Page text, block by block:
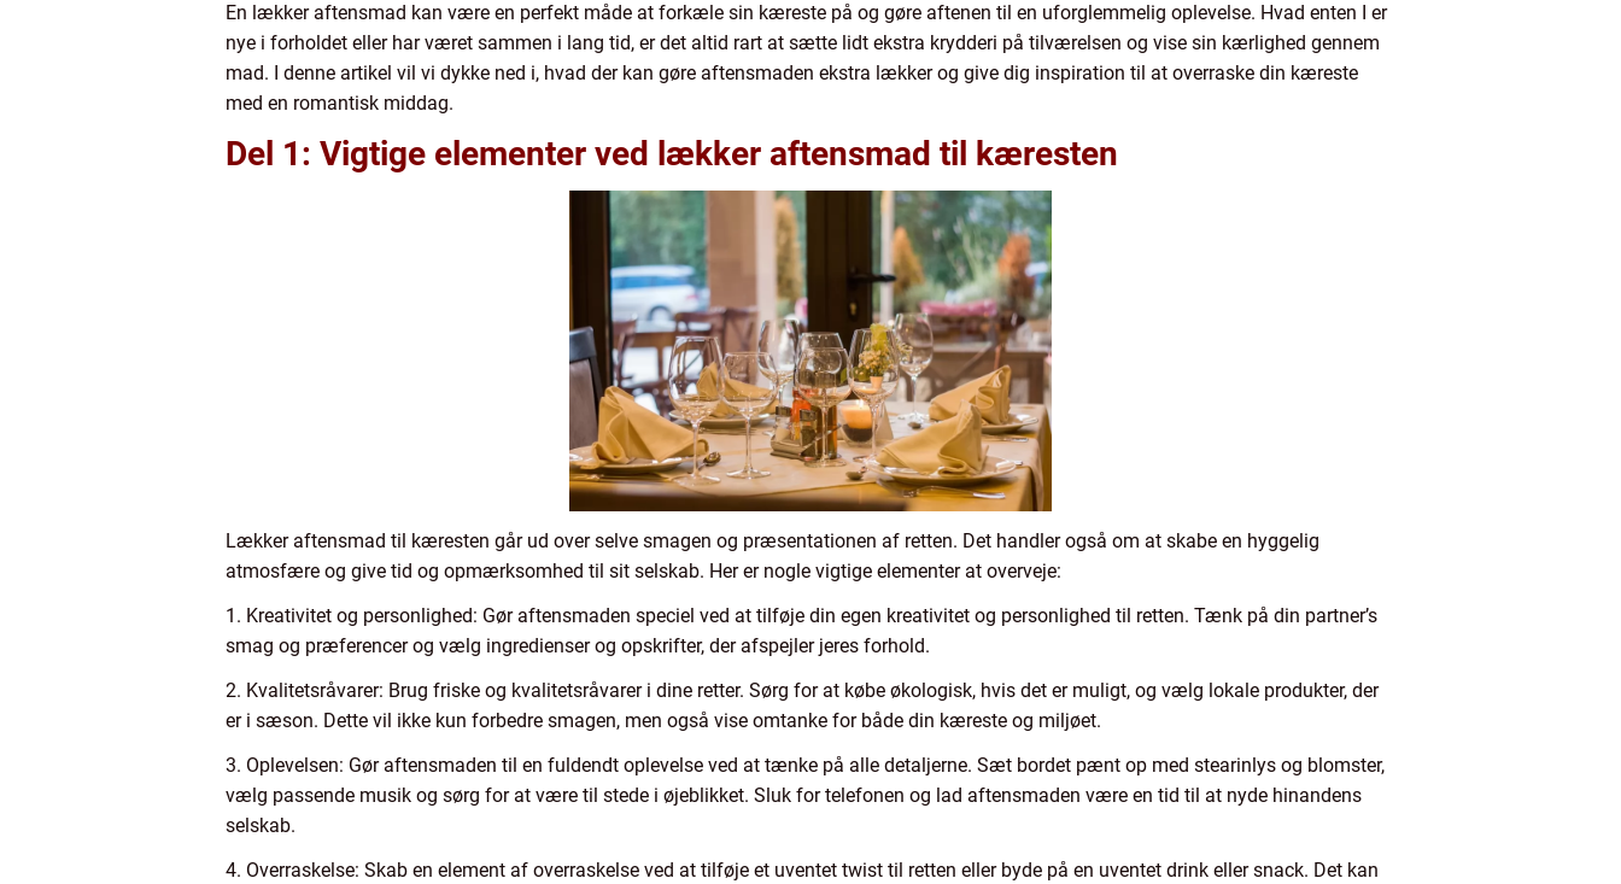
En lækker aftensmad kan være en perfekt måde at forkæle sin kæreste på og gøre aftenen til en uforglemmelig oplevelse. Hvad enten I er
nye i forholdet eller har været sammen i lang tid, er det altid rart at sætte lidt ekstra krydderi på tilværelsen og vise sin kærlighed gennem
mad. I denne artikel vil vi dykke ned i, hvad der kan gøre aftensmaden ekstra lækker og give dig inspiration til at overraske din kæreste
med en romantisk middag.
Del 1: Vigtige elementer ved lækker aftensmad til kæresten
Lækker aftensmad til kæresten går ud over selve smagen og præsentationen af retten. Det handler også om at skabe en hyggelig
atmosfære og give tid og opmærksomhed til sit selskab. Her er nogle vigtige elementer at overveje:
1. Kreativitet og personlighed: Gør aftensmaden speciel ved at tilføje din egen kreativitet og personlighed til retten. Tænk på din partner’s
smag og præferencer og vælg ingredienser og opskrifter, der afspejler jeres forhold.
2. Kvalitetsråvarer: Brug friske og kvalitetsråvarer i dine retter. Sørg for at købe økologisk, hvis det er muligt, og vælg lokale produkter, der
er i sæson. Dette vil ikke kun forbedre smagen, men også vise omtanke for både din kæreste og miljøet.
3. Oplevelsen: Gør aftensmaden til en fuldendt oplevelse ved at tænke på alle detaljerne. Sæt bordet pænt op med stearinlys og blomster,
vælg passende musik og sørg for at være til stede i øjeblikket. Sluk for telefonen og lad aftensmaden være en tid til at nyde hinandens
selskab.
4. Overraskelse: Skab en element af overraskelse ved at tilføje et uventet twist til retten eller byde på en uventet drink eller snack. Det kan